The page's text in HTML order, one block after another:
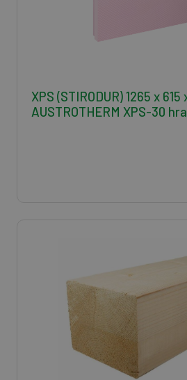
XPS (STIRODUR) 1265 x 615
AUSTROTHERM XPS-30